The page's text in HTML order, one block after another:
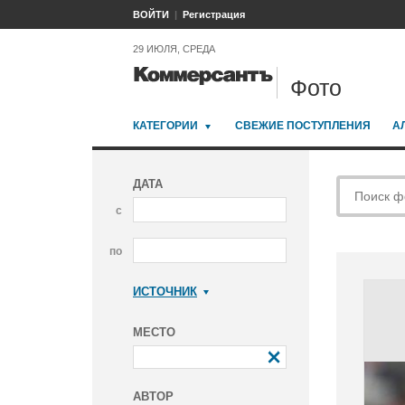
ВОЙТИ Регистрация
29 ИЮЛЯ, СРЕДА
Фото
КАТЕГОРИИ СВЕЖИЕ ПОСТУПЛЕНИЯ
ДАТА
с
по
ИСТОЧНИК
МЕСТО
АВТОР